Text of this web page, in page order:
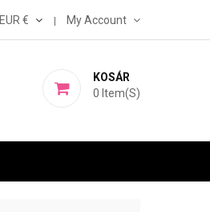
EUR € My Account
KOSÁR
0 Item(s)